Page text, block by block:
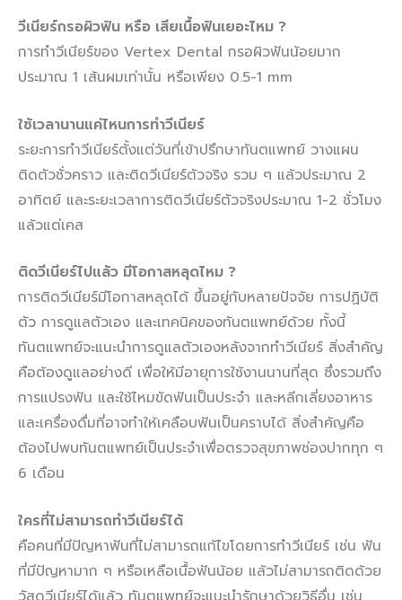
วีเนียร์กรอผิวฟัน หรือ เสียเนื้อฟันเยอะไหม ?
การทำวีเนียร์ของ Vertex Dental กรอผิวฟันน้อยมาก
ประมาณ 1 เส้นผมเท่านั้น หรือเพียง 0.5-1 mm
ใช้เวลานานแค่ไหนการทำวีเนียร์
ระยะการทำวีเนียร์ตั้งแต่วันที่เข้าปรึกษาทันตแพทย์ วางแผน
ติดตัวชั่วคราว และติดวีเนียร์ตัวจริง รวม ๆ แล้วประมาณ 2
อาทิตย์ และระยะเวลาการติดวีเนียร์ตัวจริงประมาณ 1-2 ชั่วโมง
แล้วแต่เคส
ติดวีเนียร์ไปแล้ว มีโอกาสหลุดไหม ?
การติดวีเนียร์มีโอกาสหลุดได้ ขึ้นอยู่กับหลายปัจจัย การปฏิบัติ
ตัว การดูแลตัวเอง และเทคนิคของทันตแพทย์ด้วย ทั้งนี้
ทันตแพทย์จะแนะนำการดูแลตัวเองหลังจากทำวีเนียร์ สิ่งสำคัญ
คือต้องดูแลอย่างดี เพื่อให้มีอายุการใช้งานนานที่สุด ซึ่งรวมถึง
การแปรงฟัน และใช้ไหมขัดฟันเป็นประจำ และหลีกเลี่ยงอาหาร
และเครื่องดื่มที่อาจทำให้เคลือบฟันเป็นคราบได้ สิ่งสำคัญคือ
ต้องไปพบทันตแพทย์เป็นประจำเพื่อตรวจสุขภาพช่องปากทุก ๆ
6 เดือน
ใครที่ไม่สามารถทำวีเนียร์ได้
คือคนที่มีปัญหาฟันที่ไม่สามารถแก้ไขโดยการทำวีเนียร์ เช่น ฟัน
ที่มีปัญหามาก ๆ หรือเหลือเนื้อฟันน้อย แล้วไม่สามารถติดด้วย